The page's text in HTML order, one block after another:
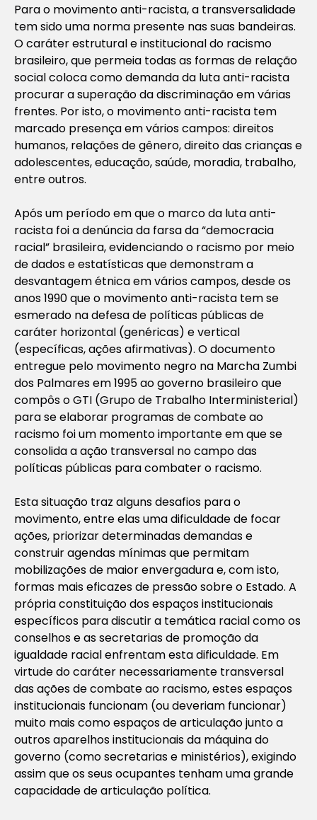
Para o movimento anti-racista, a transversalidade
tem sido uma norma presente nas suas bandeiras.
O caráter estrutural e institucional do racismo
brasileiro, que permeia todas as formas de relação
social coloca como demanda da luta anti-racista
procurar a superação da discriminação em várias
frentes. Por isto, o movimento anti-racista tem
marcado presença em vários campos: direitos
humanos, relações de gênero, direito das crianças e
adolescentes, educação, saúde, moradia, trabalho,
entre outros.
Após um período em que o marco da luta anti-
racista foi a denúncia da farsa da “democracia
racial” brasileira, evidenciando o racismo por meio
de dados e estatísticas que demonstram a
desvantagem étnica em vários campos, desde os
anos 1990 que o movimento anti-racista tem se
esmerado na defesa de políticas públicas de
caráter horizontal (genéricas) e vertical
(específicas, ações afirmativas). O documento
entregue pelo movimento negro na Marcha Zumbi
dos Palmares em 1995 ao governo brasileiro que
compôs o GTI (Grupo de Trabalho Interministerial)
para se elaborar programas de combate ao
racismo foi um momento importante em que se
consolida a ação transversal no campo das
políticas públicas para combater o racismo.
Esta situação traz alguns desafios para o
movimento, entre elas uma dificuldade de focar
ações, priorizar determinadas demandas e
construir agendas mínimas que permitam
mobilizações de maior envergadura e, com isto,
formas mais eficazes de pressão sobre o Estado. A
própria constituição dos espaços institucionais
específicos para discutir a temática racial como os
conselhos e as secretarias de promoção da
igualdade racial enfrentam esta dificuldade. Em
virtude do caráter necessariamente transversal
das ações de combate ao racismo, estes espaços
institucionais funcionam (ou deveriam funcionar)
muito mais como espaços de articulação junto a
outros aparelhos institucionais da máquina do
governo (como secretarias e ministérios), exigindo
assim que os seus ocupantes tenham uma grande
capacidade de articulação política.